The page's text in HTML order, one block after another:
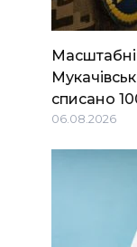
списано
06.08.2026